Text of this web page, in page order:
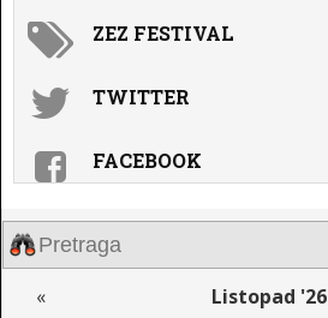
ZEZ FESTIVAL
TWITTER
FACEBOOK
« Listopad '26